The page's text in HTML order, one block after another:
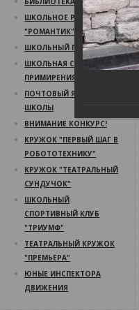
ШКОЛЬНОЕ РАДИО
"РОМАНТИК"
ШКОЛЬНЫЙ ПСИХОЛОГ
ШКОЛЬНАЯ СЛУЖБА
ПРИМИРЕНИЯ
ПОЧТОВЫЙ ЯЩИК
ШКОЛЫ
ВНИМАНИЕ КОНКУРС!
КРУЖОК "ПЕРВЫЙ ШАГ В
РОБОТОТЕХНИКУ"
КРУЖОК "ТЕАТРАЛЬНЫЙ
СУНДУЧОК"
ШКОЛЬНЫЙ
СПОРТИВНЫЙ КЛУБ
"ТРИУМФ"
ТЕАТРАЛЬНЫЙ КРУЖОК
"ПРЕМЬЕРА"
ЮНЫЕ ИНСПЕКТОРА
ДВИЖЕНИЯ